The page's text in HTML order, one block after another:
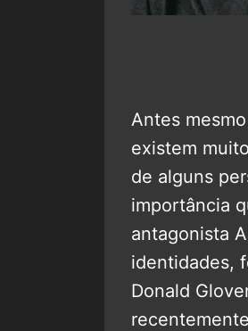
Antes
existem
de alguns
importância
antagonista
identidades,
Donald